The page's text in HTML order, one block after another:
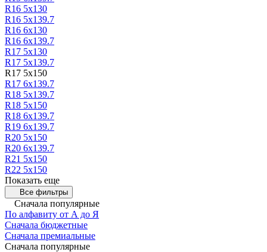
R16 5х130
R16 5х139.7
R16 6х130
R16 6х139.7
R17 5х130
R17 5х139.7
R17 5х150
R17 6х139.7
R18 5х139.7
R18 5х150
R18 6х139.7
R19 6х139.7
R20 5х150
R20 6х139.7
R21 5х150
R22 5х150
Показать еще
Все фильтры
Сначала популярные
По алфавиту от А до Я
Сначала бюджетные
Сначала премиальные
Сначала популярные